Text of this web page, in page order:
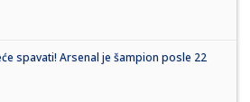
spavati! Arsenal je šampion posle 22